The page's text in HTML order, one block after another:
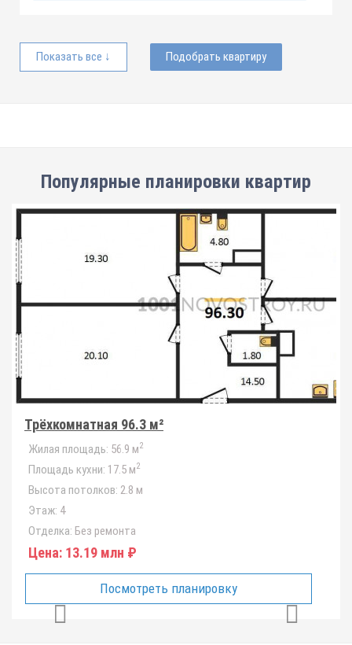
Показать все ↓ Подобрать квартиру
Популярные планировки квартир
Трёхкомнатная 96.3 м²
Жилая площадь: 56.9 м2
Площадь кухни: 17.5 м2
Высота потолков: 2.8 м
Этаж: 4
Отделка: Без ремонта
Цена: 13.19 млн ₽
Посмотреть планировку